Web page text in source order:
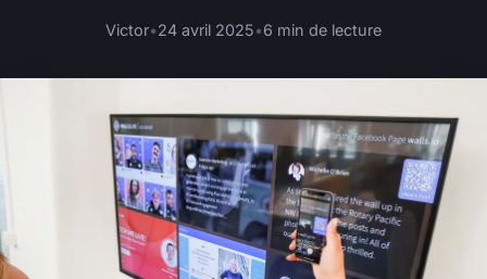
Victor•24 avril 2025•6 min de lecture